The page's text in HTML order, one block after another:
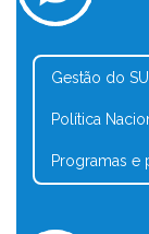
Gestão do
Política
Programas e